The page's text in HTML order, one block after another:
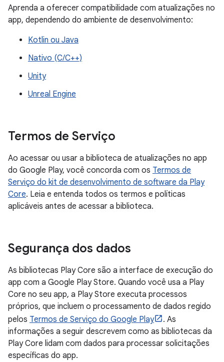
Aprenda a oferecer compatibilidade com atualizações no
app, dependendo do ambiente de desenvolvimento:
Kotlin ou Java
Nativo (C/C++)
Unity
Unreal Engine
Termos de Serviço
Ao acessar ou usar a biblioteca de atualizações no app
do Google Play, você concorda com os Termos de
Serviço do kit de desenvolvimento de software da Play
Core. Leia e entenda todos os termos e políticas
aplicáveis antes de acessar a biblioteca.
Segurança dos dados
As bibliotecas Play Core são a interface de execução do
app com a Google Play Store. Quando você usa a Play
Core no seu app, a Play Store executa processos
próprios, que incluem o processamento de dados regido
pelos Termos de Serviço do Google Play
. As
informações a seguir descrevem como as bibliotecas da
Play Core lidam com dados para processar solicitações
específicas do app.